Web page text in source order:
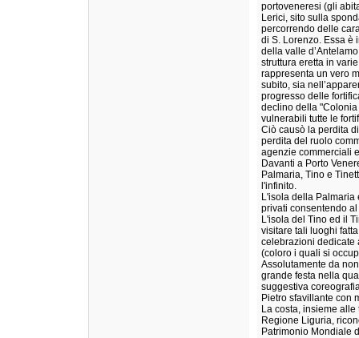
portoveneresi (gli
Lerici, sito sulla
percorrendo delle
di S. Lorenzo. Essa è
della valle
struttura eretta in
rappresenta un vero
subito, sia
progresso delle
declino della
vulnerabili tutte le
Ciò causò la perdita
perdita del ruolo
agenzie commerciali
Davanti a Porto
Palmaria, Tino e
l'infinito.
L'isola della Palmaria
privati consentendo
L'isola del Tino ed il
visitare tali luoghi
celebrazioni dedicate
(coloro i quali si
Assolutamente da
grande festa nella
suggestiva
Pietro sfavillante con
La costa, insieme
Regione Liguria,
Patrimonio Mondiale